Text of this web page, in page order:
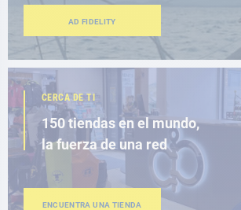
AD FIDELITY
CERCA DE TI
150 tiendas en el mundo,
la fuerza de una red
ENCUENTRA UNA TIENDA